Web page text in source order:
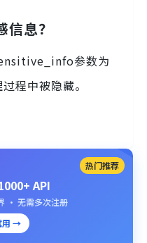
息？
参数为
程中被隐藏。
热门推荐
API
· 无需多次注册
用 →